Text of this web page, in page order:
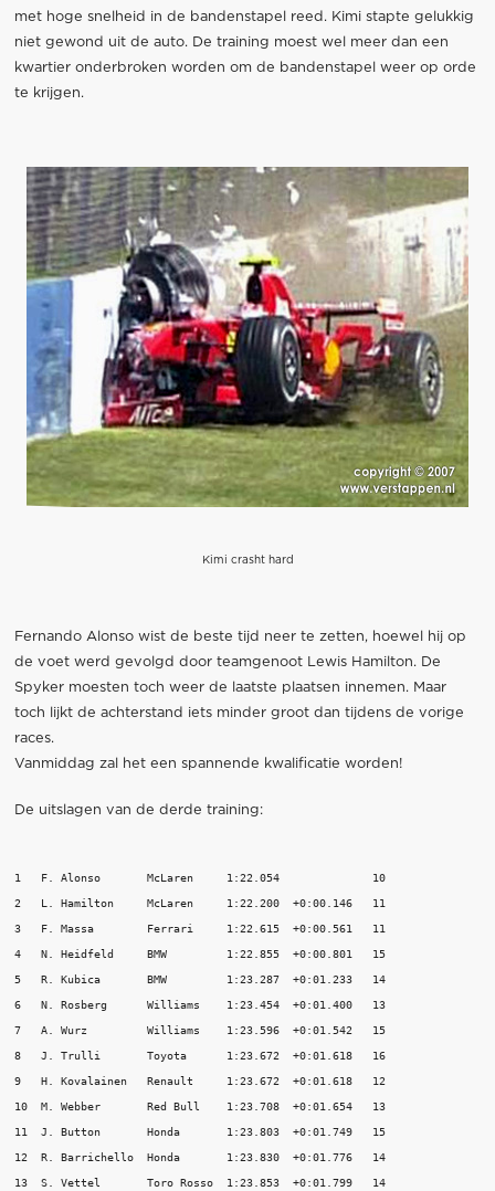
met hoge snelheid in de bandenstapel reed. Kimi stapte gelukkig
niet gewond uit de auto. De training moest wel meer dan een
kwartier onderbroken worden om de bandenstapel weer op orde
te krijgen.
Kimi crasht hard
Fernando Alonso wist de beste tijd neer te zetten, hoewel hij op
de voet werd gevolgd door teamgenoot Lewis Hamilton. De
Spyker moesten toch weer de laatste plaatsen innemen. Maar
toch lijkt de achterstand iets minder groot dan tijdens de vorige
races.
Vanmiddag zal het een spannende kwalificatie worden!
De uitslagen van de derde training:
1   F. Alonso       McLaren     1:22.054              10
2   L. Hamilton     McLaren     1:22.200  +0:00.146   11
3   F. Massa        Ferrari     1:22.615  +0:00.561   11
4   N. Heidfeld     BMW         1:22.855  +0:00.801   15
5   R. Kubica       BMW         1:23.287  +0:01.233   14
6   N. Rosberg      Williams    1:23.454  +0:01.400   13
7   A. Wurz         Williams    1:23.596  +0:01.542   15
8   J. Trulli       Toyota      1:23.672  +0:01.618   16
9   H. Kovalainen   Renault     1:23.672  +0:01.618   12
10  M. Webber       Red Bull    1:23.708  +0:01.654   13
11  J. Button       Honda       1:23.803  +0:01.749   15
12  R. Barrichello  Honda       1:23.830  +0:01.776   14
13  S. Vettel       Toro Rosso  1:23.853  +0:01.799   14